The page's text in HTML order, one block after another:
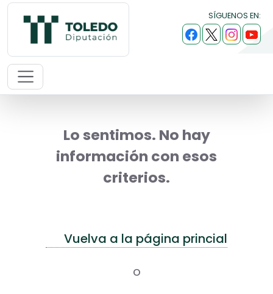
SÍGUENOS EN:
Lo sentimos. No hay
información con esos
criterios.
Vuelva a la página princial
o